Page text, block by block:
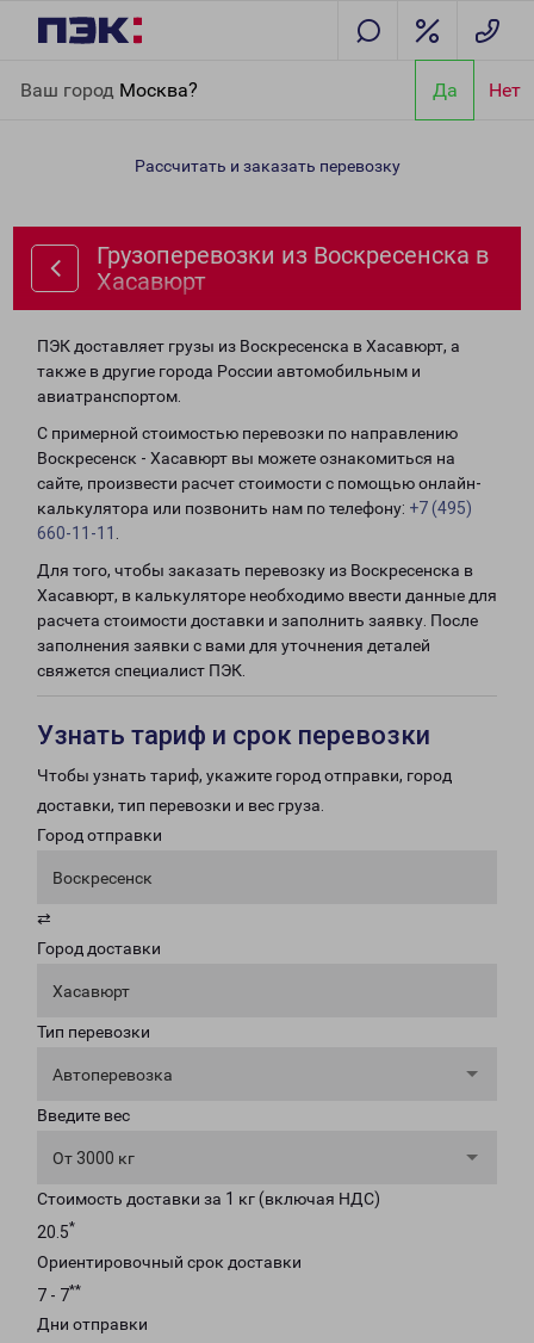
Ваш город Москва? Да Нет
Хасавюрт
Рассчитать и заказать перевозку
Грузоперевозки из Воскресенска в
Хасавюрт
ПЭК доставляет грузы из Воскресенска в Хасавюрт, а
также в другие города России автомобильным и
авиатранспортом.
С примерной стоимостью перевозки по направлению
Воскресенск - Хасавюрт вы можете ознакомиться на
сайте, произвести расчет стоимости с помощью онлайн-
калькулятора или позвонить нам по телефону: +7 (495)
660-11-11
Для того, чтобы заказать перевозку из Воскресенска в
Хасавюрт, в калькуляторе необходимо ввести данные для
расчета стоимости доставки и заполнить заявку. После
заполнения заявки с вами для уточнения деталей
свяжется специалист ПЭК.
Узнать тариф и срок перевозки
Чтобы узнать тариф, укажите город отправки, город
доставки, тип перевозки и вес груза.
Город отправки
Воскресенск
⇄
Город доставки
Хасавюрт
Тип перевозки
Автоперевозка
Введите вес
От 3000 кг
Стоимость доставки за 1 кг (включая НДС)
20.5*
Ориентировочный срок доставки
7 - 7**
Дни отправки